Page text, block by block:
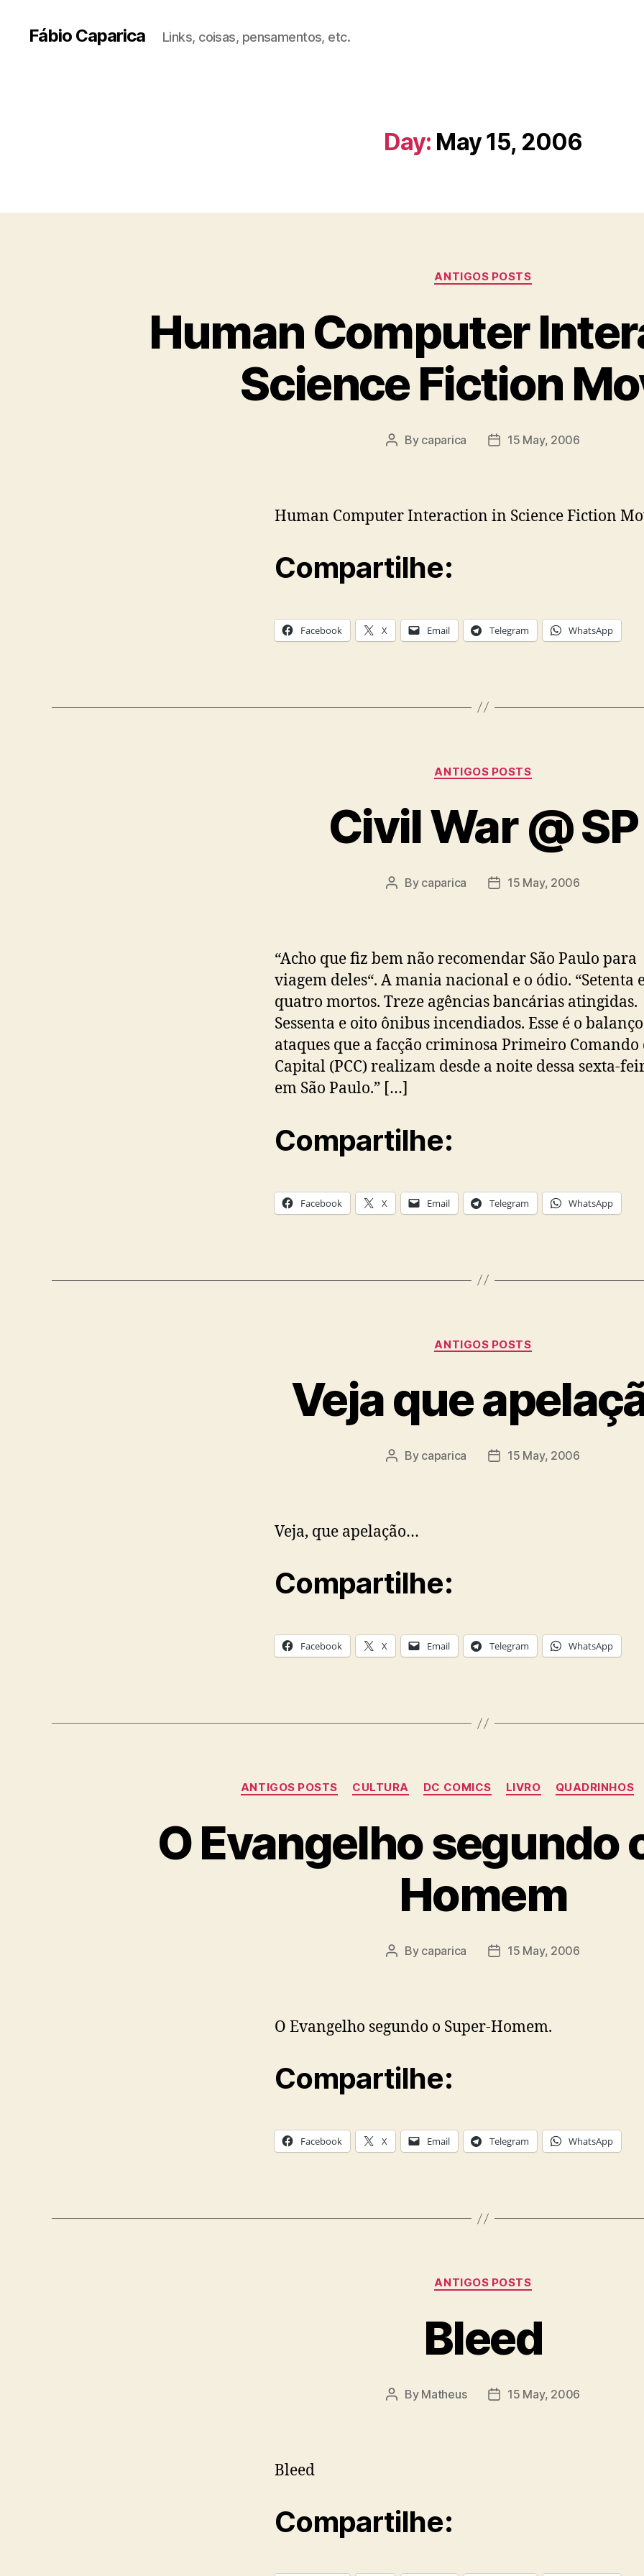
Fábio Caparica Links, coisas, pensamentos, etc.
Day: May 15, 2006
Categories
ANTIGOS POSTS
Human Computer
Science Fiction
Post
By caparica
Post15 May, 2006
Human Computer Interaction in Science Fiction
Compartilhe:
Facebook X Email Telegram WhatsApp
Categories
ANTIGOS POSTS
Civil War @ SP
Post
By caparica
Post15 May, 2006
“Acho que fiz bem não recomendar São Paulo para
viagem deles“. A mania nacional e o ódio. “Setenta
quatro mortos. Treze agências bancárias atingidas.
Sessenta e oito ônibus incendiados. Esse é o
ataques que a facção criminosa Primeiro Comando
Capital (PCC) realizam desde a noite dessa sexta-
em São Paulo.” […]
Compartilhe:
Facebook X Email Telegram WhatsApp
Categories
ANTIGOS POSTS
Veja que
Post
By caparica
Post15 May, 2006
Veja, que apelação…
Compartilhe:
Facebook X Email Telegram WhatsApp
Categories
ANTIGOS POSTS CULTURA DC COMICS LIVRO QUADRINHOS
O Evangelho segundo
Homem
Post
By caparica
Post15 May, 2006
O Evangelho segundo o Super-Homem.
Compartilhe:
Facebook X Email Telegram WhatsApp
Categories
ANTIGOS POSTS
Bleed
Post
By Matheus
Post15 May, 2006
Bleed
Compartilhe: